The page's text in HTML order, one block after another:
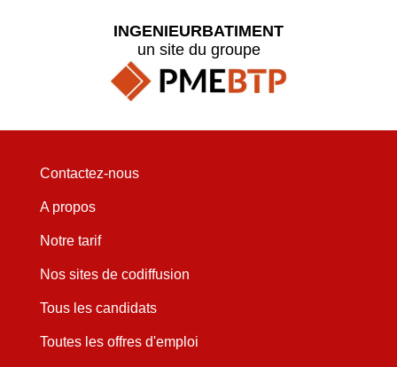
INGENIEURBATIMENT
un site du groupe
Contactez-nous
A propos
Notre tarif
Nos sites de codiffusion
Tous les candidats
Toutes les offres d'emploi